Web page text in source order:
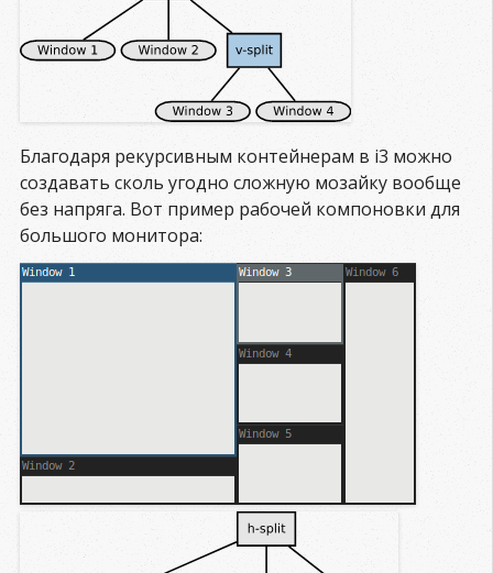
Благодаря рекурсивным контейнерам в i3 можно
создавать сколь угодно сложную мозайку вообще
без напряга. Вот пример рабочей компоновки для
большого монитора: